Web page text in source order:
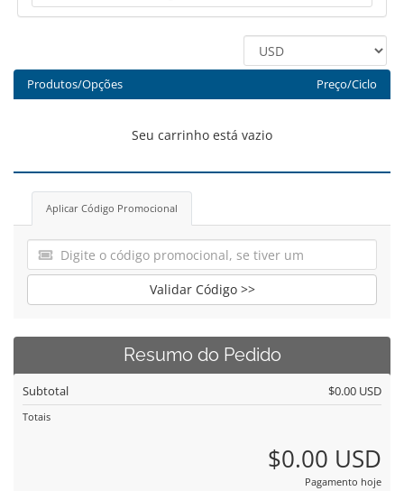
Produtos/Opções Preço/Ciclo
Seu carrinho está vazio
Aplicar Código Promocional
Validar Código >>
Resumo do Pedido
Subtotal $0.00 USD
Totais
$0.00 USD
Pagamento hoje